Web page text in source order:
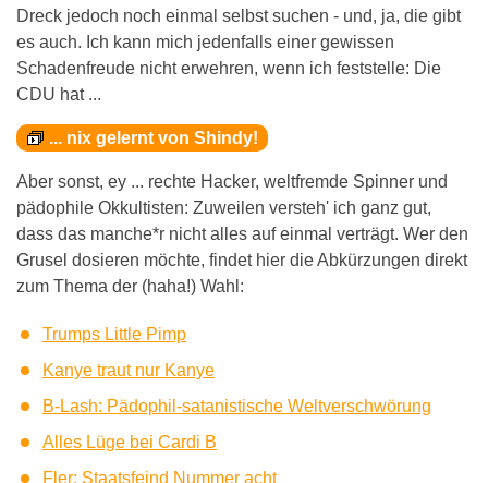
Dreck jedoch noch einmal selbst suchen - und, ja, die gibt
es auch. Ich kann mich jedenfalls einer gewissen
Schadenfreude nicht erwehren, wenn ich feststelle: Die
CDU hat ...
... nix gelernt von Shindy!
Aber sonst, ey ... rechte Hacker, weltfremde Spinner und
pädophile Okkultisten: Zuweilen versteh' ich ganz gut,
dass das manche*r nicht alles auf einmal verträgt. Wer den
Grusel dosieren möchte, findet hier die Abkürzungen direkt
zum Thema der (haha!) Wahl:
Trumps Little Pimp
Kanye traut nur Kanye
B-Lash: Pädophil-satanistische Weltverschwörung
Alles Lüge bei Cardi B
Fler: Staatsfeind Nummer acht